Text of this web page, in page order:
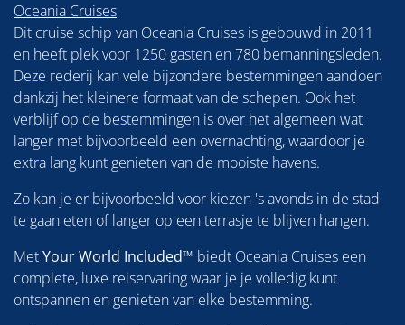
Oceania Cruises
Dit cruise schip van Oceania Cruises is gebouwd in 2011
en heeft plek voor 1250 gasten en 780 bemanningsleden.
Deze rederij kan vele bijzondere bestemmingen aandoen
dankzij het kleinere formaat van de schepen. Ook het
verblijf op de bestemmingen is over het algemeen wat
langer met bijvoorbeeld een overnachting, waardoor je
extra lang kunt genieten van de mooiste havens.
Zo kan je er bijvoorbeeld voor kiezen 's avonds in de stad
te gaan eten of langer op een terrasje te blijven hangen.
MetYour World Included™ biedt Oceania Cruises een
complete, luxe reiservaring waar je je volledig kunt
ontspannen en genieten van elke bestemming.